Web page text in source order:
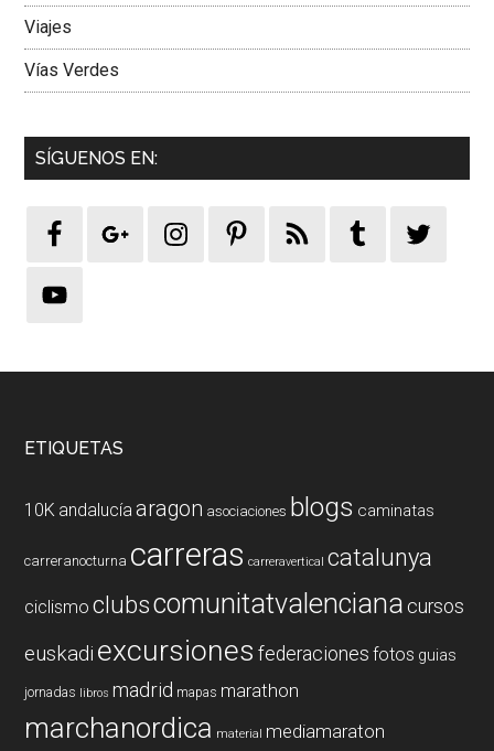
Viajes
Vías Verdes
SÍGUENOS EN:
Footer
ETIQUETAS
10K andalucía aragon asociaciones blogs caminatas
carreranocturna carreras carreravertical catalunya
ciclismo clubscomunitatvalenciana cursos
euskadi excursiones federaciones fotos guias
jornadas libros madrid mapas marathon
marchanordica material mediamaraton